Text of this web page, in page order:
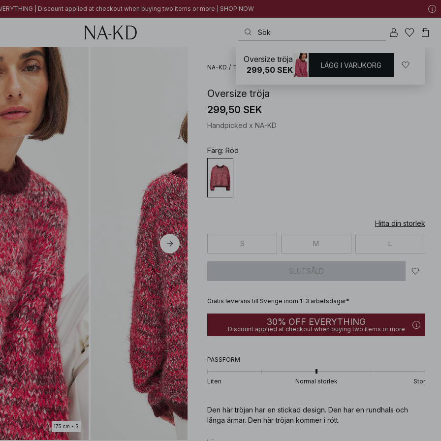
| Discount applied at checkout when buying two items or more | SHOP NOW
175 cm - S
NA-KD / Tröjor / Stickade tröjor
Oversize tröja
299,50 SEK
Handpicked x NA-KD
Färg: Röd
Hitta din storlek
S M L
SLUTSÅLD
Gratis leverans till Sverige inom 1-3 arbetsdagar*
30% OFF EVERYTHING
Discount applied at checkout when buying two items or more
PASSFORM
Liten Normal storlek Stor
Den här tröjan har en stickad design. Den har en rundhals och
långa ärmar. Den här tröjan kommer i rött.
Oversize tröja
299,50 SEK
LÄGG I VARUKORG